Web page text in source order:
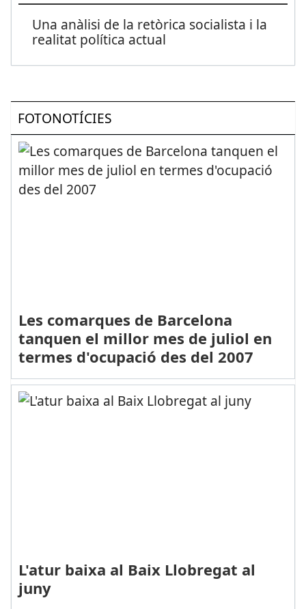
Una anàlisi de la retòrica socialista i la
realitat política actual
FOTONOTÍCIES
Les comarques de Barcelona
tanquen el millor mes de juliol en
termes d'ocupació des del 2007
L'atur baixa al Baix Llobregat al
juny